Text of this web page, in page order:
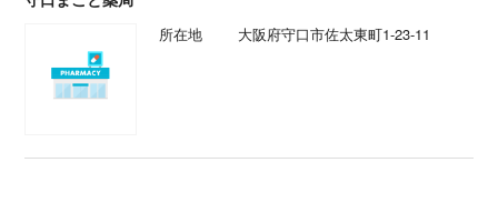
所在地 大阪府守口市佐太東町1-23-11